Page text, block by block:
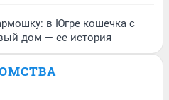
в Югре кошечка с
дом — ее история